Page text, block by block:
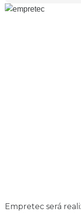
Empretec será